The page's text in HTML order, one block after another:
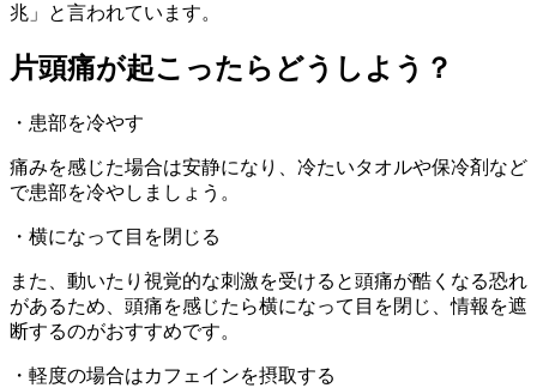
兆」と言われています。
片頭痛が起こったらどうしよう？
・患部を冷やす
痛みを感じた場合は安静になり、冷たいタオルや保冷剤など
で患部を冷やしましょう。
・横になって目を閉じる
また、動いたり視覚的な刺激を受けると頭痛が酷くなる恐れ
があるため、頭痛を感じたら横になって目を閉じ、情報を遮
断するのがおすすめです。
・軽度の場合はカフェインを摂取する